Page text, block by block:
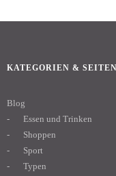
KATEGORIEN & SEITEN
Blog
Essen und Trinken
Shoppen
Sport
Typen